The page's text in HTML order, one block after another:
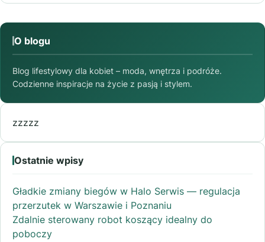
O blogu
Blog lifestylowy dla kobiet – moda, wnętrza i podróże.
Codzienne inspiracje na życie z pasją i stylem.
zzzzz
Ostatnie wpisy
Gładkie zmiany biegów w Halo Serwis — regulacja
przerzutek w Warszawie i Poznaniu
Zdalnie sterowany robot koszący idealny do
poboczy